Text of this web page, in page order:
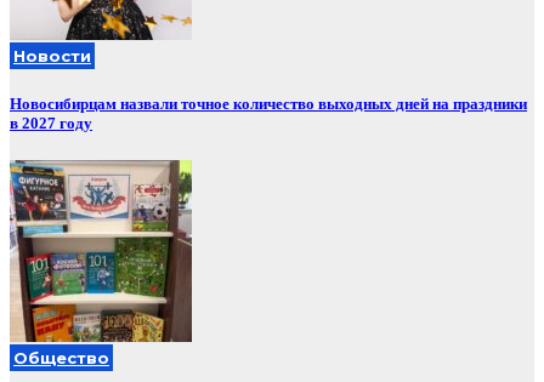
Новости
Новосибирцам назвали точное количество выходных дней на праздники
в 2027 году
Общество